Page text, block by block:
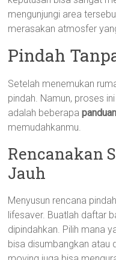
mengunjungi area
merasakan atmosfer
Pindah
Setelah menemukan
pindah. Namun, proses
adalah beberapa
memudahkanmu.
Rencanakan
Jauh
Menyusun rencana
lifesaver. Buatlah daftar
dipindahkan. Pilih mana
bisa disumbangkan atau